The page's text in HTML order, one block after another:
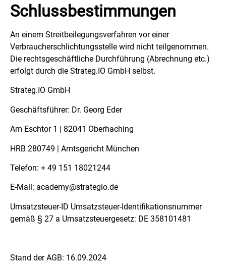
Schlussbestimmungen
An einem Streitbeilegungsverfahren vor einer
Verbraucherschlichtungsstelle wird nicht teilgenommen.
Die rechtsgeschäftliche Durchführung (Abrechnung etc.)
erfolgt durch die Strateg.IO GmbH selbst.
Strateg.IO GmbH
Geschäftsführer: Dr. Georg Eder
Am Eschtor 1 | 82041 Oberhaching
HRB 280749 | Amtsgericht München
Telefon: + 49 151 18021244
E-Mail: academy@strategio.de
Umsatzsteuer-ID Umsatzsteuer-Identifikationsnummer
gemäß § 27 a Umsatzsteuergesetz: DE 358101481
Stand der AGB: 16.09.2024